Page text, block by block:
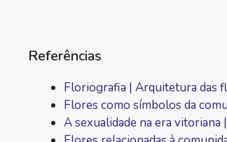
Referências
Floriografia | Arquitetura das
Flores como símbolos da
A sexualidade na era vitoriana